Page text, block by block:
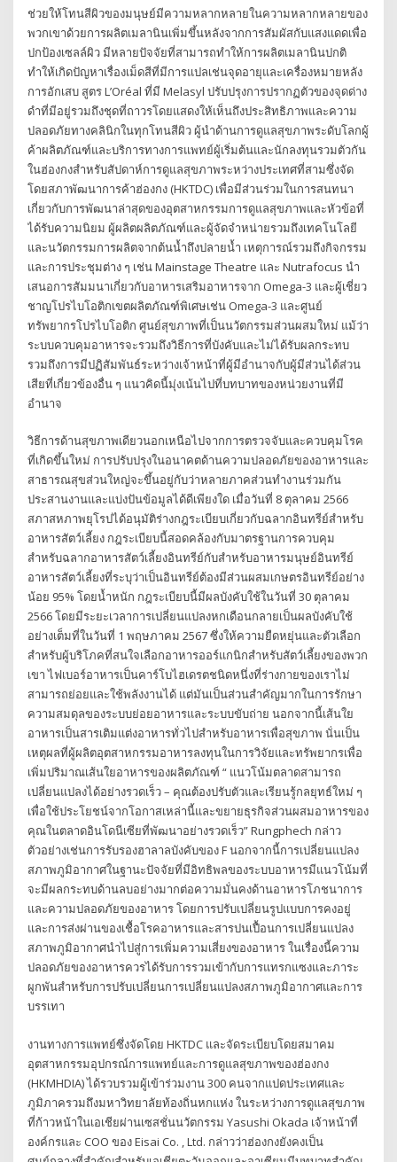
ช่วยให้โทนสีผิวของมนุษย์มีความหลากหลายในความหลากหลายของ
พวกเขาด้วยการผลิตเมลานินเพิ่มขึ้นหลังจากการสัมผัสกับแสงแดดเพื่อ
ปกป้องเซลล์ผิว มีหลายปัจจัยที่สามารถทำให้การผลิตเมลานินปกติ
ทำให้เกิดปัญหาเรื่องเม็ดสีที่มีการแปลเช่นจุดอายุและเครื่องหมายหลัง
การอักเสบ สูตร L’Oréal ที่มี Melasyl ปรับปรุงการปรากฏตัวของจุดด่าง
ดำที่มีอยู่รวมถึงชุดที่ถาวรโดยแสดงให้เห็นถึงประสิทธิภาพและความ
ปลอดภัยทางคลินิกในทุกโทนสีผิว ผู้นำด้านการดูแลสุขภาพระดับโลกผู้
ค้าผลิตภัณฑ์และบริการทางการแพทย์ผู้เริ่มต้นและนักลงทุนรวมตัวกัน
ในฮ่องกงสำหรับสัปดาห์การดูแลสุขภาพระหว่างประเทศที่สามซึ่งจัด
โดยสภาพัฒนาการค้าฮ่องกง (HKTDC) เพื่อมีส่วนร่วมในการสนทนา
เกี่ยวกับการพัฒนาล่าสุดของอุตสาหกรรมการดูแลสุขภาพและหัวข้อที่
ได้รับความนิยม ผู้ผลิตผลิตภัณฑ์และผู้จัดจำหน่ายรวมถึงเทคโนโลยี
และนวัตกรรมการผลิตจากต้นน้ำถึงปลายน้ำ เหตุการณ์รวมถึงกิจกรรม
และการประชุมต่าง ๆ เช่น Mainstage Theatre และ Nutrafocus นำ
เสนอการสัมมนาเกี่ยวกับอาหารเสริมอาหารจาก Omega-3 และผู้เชี่ยว
ชาญโปรไบโอติกเขตผลิตภัณฑ์พิเศษเช่น Omega-3 และศูนย์
ทรัพยากรโปรไบโอติก ศูนย์สุขภาพที่เป็นนวัตกรรมส่วนผสมใหม่ แม้ว่า
ระบบควบคุมอาหารจะรวมถึงวิธีการที่บังคับและไม่ได้รับผลกระทบ
รวมถึงการมีปฏิสัมพันธ์ระหว่างเจ้าหน้าที่ผู้มีอำนาจกับผู้มีส่วนได้ส่วน
เสียที่เกี่ยวข้องอื่น ๆ แนวคิดนี้มุ่งเน้นไปที่บทบาทของหน่วยงานที่มี
อำนาจ
วิธีการด้านสุขภาพเดียวนอกเหนือไปจากการตรวจจับและควบคุมโรค
ที่เกิดขึ้นใหม่ การปรับปรุงในอนาคตด้านความปลอดภัยของอาหารและ
สาธารณสุขส่วนใหญ่จะขึ้นอยู่กับว่าหลายภาคส่วนทำงานร่วมกัน
ประสานงานและแบ่งปันข้อมูลได้ดีเพียงใด เมื่อวันที่ 8 ตุลาคม 2566
สภาสหภาพยุโรปได้อนุมัติร่างกฎระเบียบเกี่ยวกับฉลากอินทรีย์สำหรับ
อาหารสัตว์เลี้ยง กฎระเบียบนี้สอดคล้องกับมาตรฐานการควบคุม
สำหรับฉลากอาหารสัตว์เลี้ยงอินทรีย์กับสำหรับอาหารมนุษย์อินทรีย์
อาหารสัตว์เลี้ยงที่ระบุว่าเป็นอินทรีย์ต้องมีส่วนผสมเกษตรอินทรีย์อย่าง
น้อย 95% โดยน้ำหนัก กฎระเบียบนี้มีผลบังคับใช้ในวันที่ 30 ตุลาคม
2566 โดยมีระยะเวลาการเปลี่ยนแปลงหกเดือนกลายเป็นผลบังคับใช้
อย่างเต็มที่ในวันที่ 1 พฤษภาคม 2567 ซึ่งให้ความยืดหยุ่นและตัวเลือก
สำหรับผู้บริโภคที่สนใจเลือกอาหารออร์แกนิกสำหรับสัตว์เลี้ยงของพวก
เขา ไฟเบอร์อาหารเป็นคาร์โบไฮเดรตชนิดหนึ่งที่ร่างกายของเราไม่
สามารถย่อยและใช้พลังงานได้ แต่มันเป็นส่วนสำคัญมากในการรักษา
ความสมดุลของระบบย่อยอาหารและระบบขับถ่าย นอกจากนี้เส้นใย
อาหารเป็นสารเติมแต่งอาหารทั่วไปสำหรับอาหารเพื่อสุขภาพ นั่นเป็น
เหตุผลที่ผู้ผลิตอุตสาหกรรมอาหารลงทุนในการวิจัยและทรัพยากรเพื่อ
เพิ่มปริมาณเส้นใยอาหารของผลิตภัณฑ์ “ แนวโน้มตลาดสามารถ
เปลี่ยนแปลงได้อย่างรวดเร็ว – คุณต้องปรับตัวและเรียนรู้กลยุทธ์ใหม่ ๆ
เพื่อใช้ประโยชน์จากโอกาสเหล่านี้และขยายธุรกิจส่วนผสมอาหารของ
คุณในตลาดอินโดนีเซียที่พัฒนาอย่างรวดเร็ว” Rungphech กล่าว
ตัวอย่างเช่นการรับรองฮาลาลบังคับของ F นอกจากนี้การเปลี่ยนแปลง
สภาพภูมิอากาศในฐานะปัจจัยที่มีอิทธิพลของระบบอาหารมีแนวโน้มที่
จะมีผลกระทบด้านลบอย่างมากต่อความมั่นคงด้านอาหารโภชนาการ
และความปลอดภัยของอาหาร โดยการปรับเปลี่ยนรูปแบบการคงอยู่
และการส่งผ่านของเชื้อโรคอาหารและสารปนเปื้อนการเปลี่ยนแปลง
สภาพภูมิอากาศนำไปสู่การเพิ่มความเสี่ยงของอาหาร ในเรื่องนี้ความ
ปลอดภัยของอาหารควรได้รับการรวมเข้ากับการแทรกแซงและภาระ
ผูกพันสำหรับการปรับเปลี่ยนการเปลี่ยนแปลงสภาพภูมิอากาศและการ
บรรเทา
งานทางการแพทย์ซึ่งจัดโดย HKTDC และจัดระเบียบโดยสมาคม
อุตสาหกรรมอุปกรณ์การแพทย์และการดูแลสุขภาพของฮ่องกง
(HKMHDIA) ได้รวบรวมผู้เข้าร่วมงาน 300 คนจากแปดประเทศและ
ภูมิภาครวมถึงมหาวิทยาลัยท้องถิ่นหกแห่ง ในระหว่างการดูแลสุขภาพ
ที่ก้าวหน้าในเอเชียผ่านเซสชั่นนวัตกรรม Yasushi Okada เจ้าหน้าที่
องค์กรและ COO ของ Eisai Co. , Ltd. กล่าวว่าฮ่องกงยังคงเป็น